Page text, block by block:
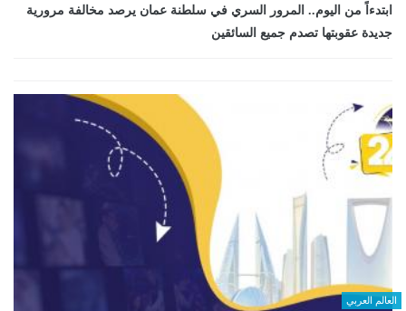
ابتدءاً من اليوم.. المرور السري في سلطنة عمان يرصد مخالفة مرورية
جديدة عقوبتها تصدم جميع السائقين
العالم العربي